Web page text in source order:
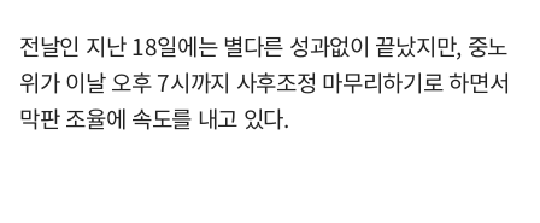
전날인 지난 18일에는 별다른 성과없이 끝났지만, 중노
위가 이날 오후 7시까지 사후조정 마무리하기로 하면서
막판 조율에 속도를 내고 있다.